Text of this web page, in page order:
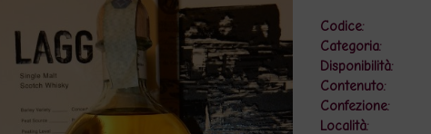
Codice:
Categoria:
Disponibilità:
Contenuto:
Confezione:
Località: